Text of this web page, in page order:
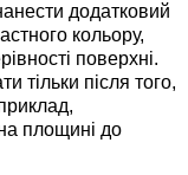
додатковий
кольору,
поверхні.
тільки після того,
площині до